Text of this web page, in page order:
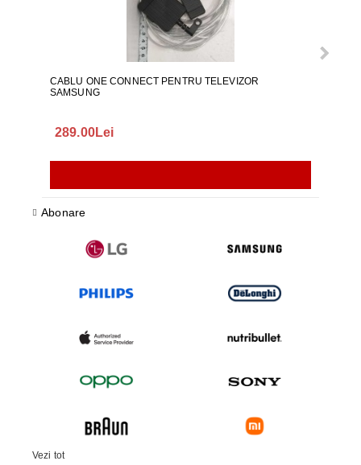
CABLU ONE CONNECT PENTRU TELEVIZOR
SAMSUNG
289.00Lei
Abonare
Vezi tot